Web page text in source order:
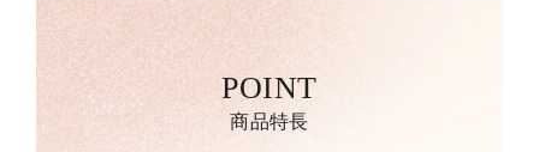
POINT
商品特長